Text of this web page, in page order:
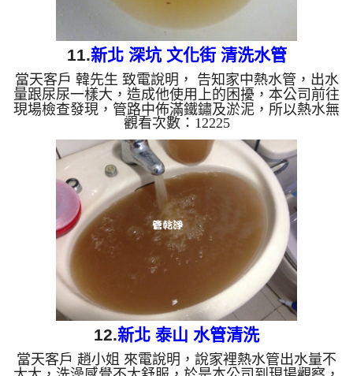
11.新北 深坑 文化街 清洗水管
當天客戶 韓先生 致電說明， 告知家中熱水管，出水
量跟尿尿一樣大，造成他使用上的困擾，本公司前往
現場檢查發現，管路中佈滿鐵鏽及淤泥，所以熱水無
法正常通過，本公司安裝 水管清洗機 ，開始做 洗水
管 ，水龍頭一直噴出泥水及鏽水，如影片圖片，韓
先生看到嚇了一跳， 水管清洗 花了三個多小時，管
路中的鐵鏽及淤泥洗掉後，熱水管管路終於能正常出
水，韓先生 終於能洗澡了。 清洗水管, 水管清洗,
洗水管, 熱水管堵塞, 熱水忽冷忽熱 ...
觀看次數：12225
12.新北 泰山 水管清洗
當天客戶 趙小姐 來電說明，說家裡熱水管出水量不